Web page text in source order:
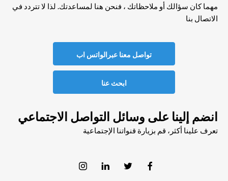
مهما كان سؤالك أو ملاحظاتك ، فنحن هنا لمساعدتك. لذا لا تتردد في
الاتصال بنا
تواصل معنا عبرالواتس اب
ابحث عنا
انضم إلينا على وسائل التواصل الاجتماعي
تعرف علينا أكثر، قم بزيارة قنواتنا الإجتماعية